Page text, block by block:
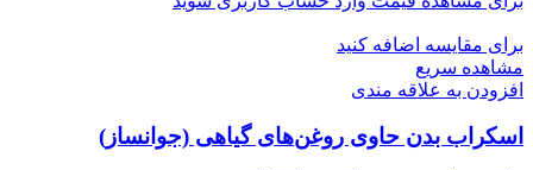
برای مقایسه اضافه کنید
مشاهده سریع
افزودن به علاقه مندی
اسکراب بدن حاوی روغن‌های گیاهی (جوانساز)